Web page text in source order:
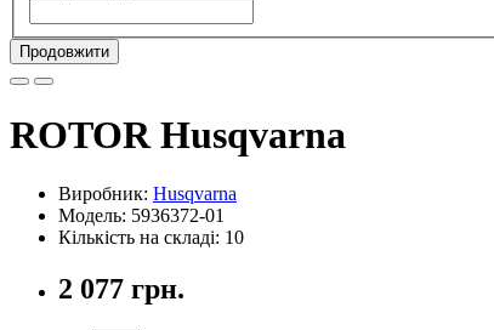
Продовжити
ROTOR Husqvarna
Виробник: Husqvarna
Модель: 5936372-01
Кількість на складі: 10
2 077 грн.